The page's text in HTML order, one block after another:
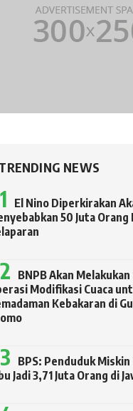
NEWS
El Nino Diperkirakan
50 Juta Orang
BNPB Akan
Modifikasi Cuaca
Kebakaran di
BPS: Penduduk
Jadi 3,71 Juta Orang di